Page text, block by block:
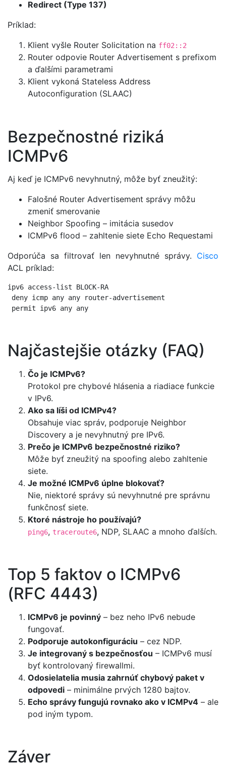
Redirect (Type 137)
Príklad:
Klient vyšle Router Solicitation na ff02::2
Router odpovie Router Advertisement s prefixom
a ďalšími parametrami
Klient vykoná Stateless Address
Autoconfiguration (SLAAC)
Bezpečnostné riziká
ICMPv6
Aj keď je ICMPv6 nevyhnutný, môže byť zneužitý:
Falošné Router Advertisement správy môžu
zmeniť smerovanie
Neighbor Spoofing – imitácia susedov
ICMPv6 flood – zahltenie siete Echo Requestami
Odporúča sa filtrovať len nevyhnutné správy. Cisco
ACL príklad:
ipv6 access-list BLOCK-RA
deny icmp any any router-advertisement
permit ipv6 any any
Najčastejšie otázky (FAQ)
Čo je ICMPv6?
Protokol pre chybové hlásenia a riadiace funkcie
v IPv6.
Ako sa líši od ICMPv4?
Obsahuje viac správ, podporuje Neighbor
Discovery a je nevyhnutný pre IPv6.
Prečo je ICMPv6 bezpečnostné riziko?
Môže byť zneužitý na spoofing alebo zahltenie
siete.
Je možné ICMPv6 úplne blokovať?
Nie, niektoré správy sú nevyhnutné pre správnu
funkčnosť siete.
Ktoré nástroje ho používajú?
ping6, traceroute6, NDP, SLAAC a mnoho ďalších.
Top 5 faktov o ICMPv6
(RFC 4443)
ICMPv6 je povinný – bez neho IPv6 nebude
fungovať.
Podporuje autokonfiguráciu – cez NDP.
Je integrovaný s bezpečnosťou – ICMPv6 musí
byť kontrolovaný firewallmi.
Odosielatelia musia zahrnúť chybový paket v
odpovedi – minimálne prvých 1280 bajtov.
Echo správy fungujú rovnako ako v ICMPv4 – ale
pod iným typom.
Záver